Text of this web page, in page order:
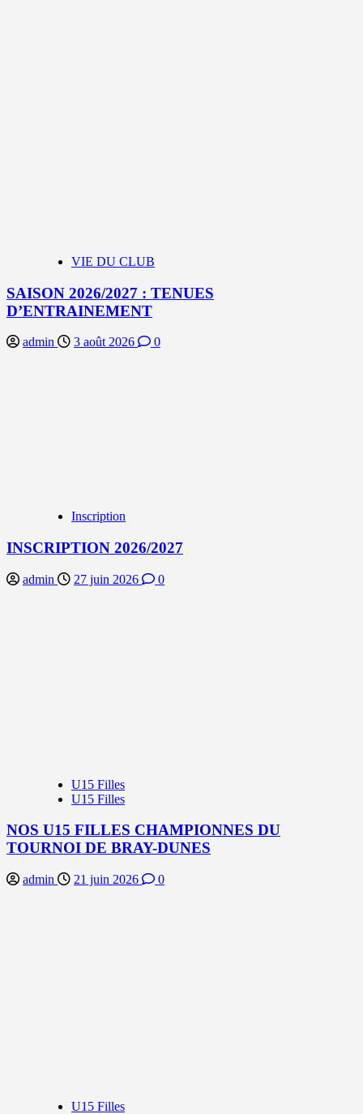
VIE DU CLUB
SAISON 2026/2027 : TENUES
D’ENTRAINEMENT
admin 3 août 2026 0
Inscription
INSCRIPTION 2026/2027
admin 27 juin 2026 0
U15 Filles
U15 Filles
NOS U15 FILLES CHAMPIONNES DU
TOURNOI DE BRAY-DUNES
admin 21 juin 2026 0
U15 Filles